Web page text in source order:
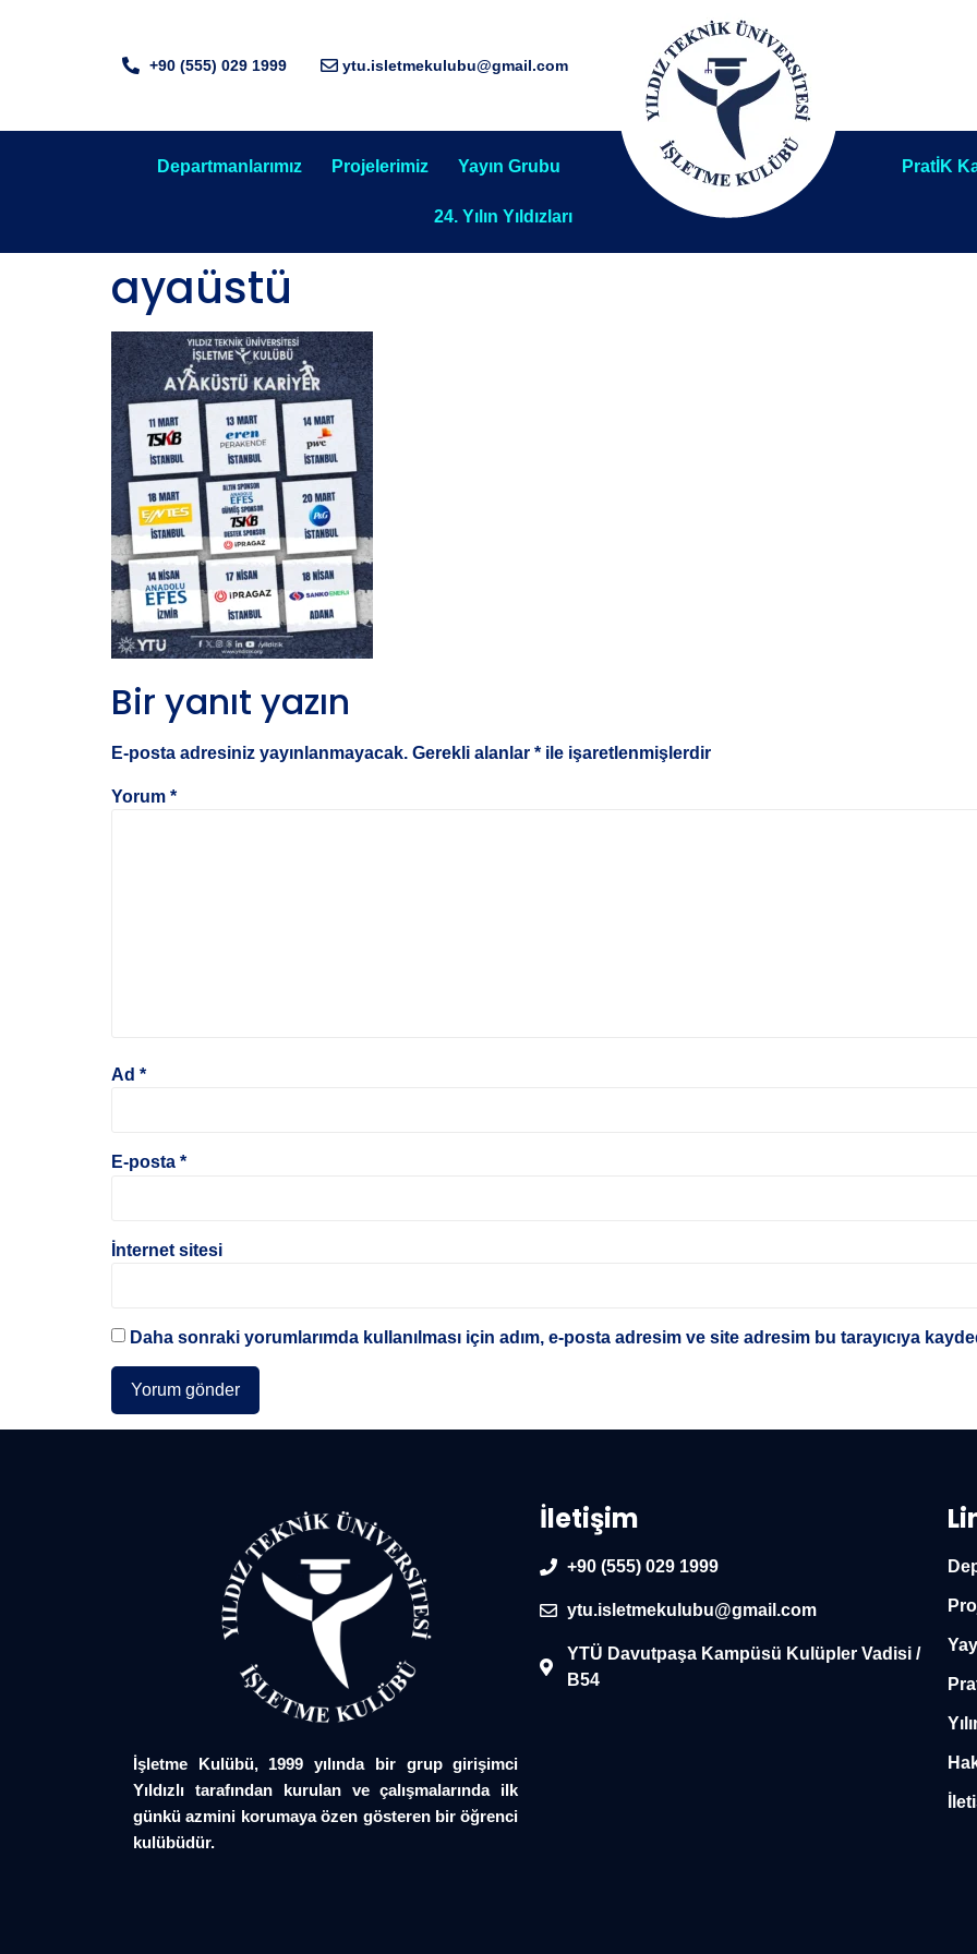
+90 (555) 029 1999 ytu.isletmekulubu@gmail.com
Departmanlarımız Projelerimiz Yayın Grubu
24. Yılın Yıldızları
PratİK
ayaüstü
Bir yanıt yazın
E-posta adresiniz yayınlanmayacak. Gerekli alanlar * ile işaretlenmişlerdir
Yorum *
Ad *
E-posta *
İnternet sitesi
Daha sonraki yorumlarımda kullanılması için adım, e-posta adresim ve site adresim bu tarayıcıya
İşletme Kulübü, 1999 yılında bir grup girişimci
Yıldızlı tarafından kurulan ve çalışmalarında ilk
günkü azmini korumaya özen gösteren bir öğrenci
kulübüdür.
İletişim
+90 (555) 029 1999
ytu.isletmekulubu@gmail.com
YTÜ Davutpaşa Kampüsü Kulüpler Vadisi /
B54